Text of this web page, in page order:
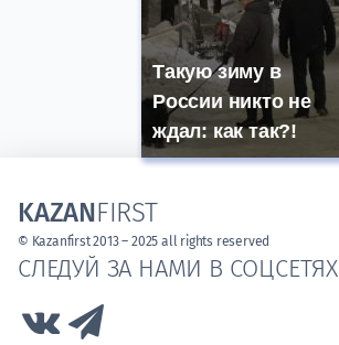
Такую зиму в
России никто не
ждал: как так?!
СЛЕДУЙ ЗА НАМИ В СОЦСЕТЯХ
Link to Vk
KAZANFIRST
© Kazanfirst 2013 – 2025 all rights reserved